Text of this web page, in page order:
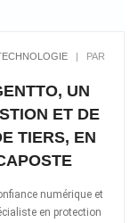
| PAR
UN
ET DE
TIERS, EN
numérique et
en protection